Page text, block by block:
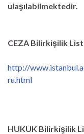
ulaşılabilmektedir.
CEZA Bilirkişilik
http://
ru.html
HUKUK Bilirkişilik